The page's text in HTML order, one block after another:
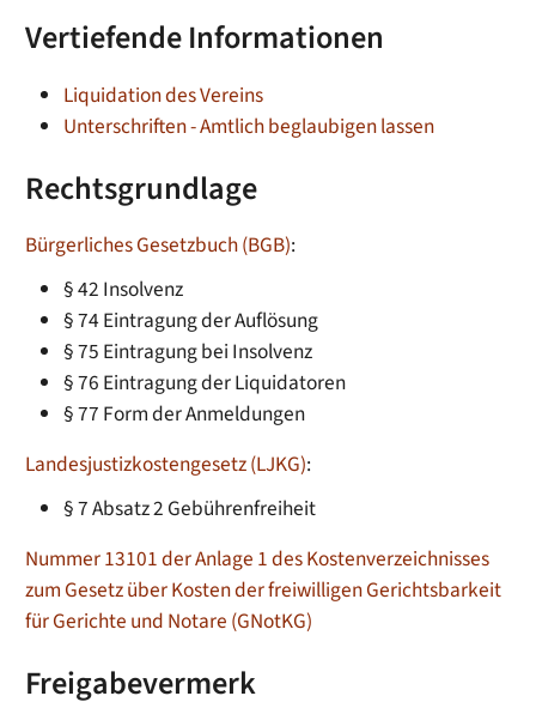
Vertiefende Informationen
Liquidation des Vereins
Unterschriften - Amtlich beglaubigen lassen
Rechtsgrundlage
Bürgerliches Gesetzbuch (BGB):
§ 42 Insolvenz
§ 74 Eintragung der Auflösung
§ 75 Eintragung bei Insolvenz
§ 76 Eintragung der Liquidatoren
§ 77 Form der Anmeldungen
Landesjustizkostengesetz (LJKG):
§ 7 Absatz 2 Gebührenfreiheit
Nummer 13101 der Anlage 1 des Kostenverzeichnisses
zum Gesetz über Kosten der freiwilligen Gerichtsbarkeit
für Gerichte und Notare (GNotKG)
Freigabevermerk